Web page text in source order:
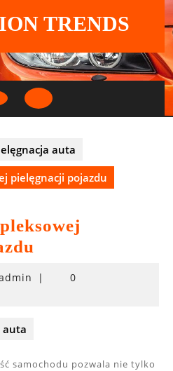
TRENDS
auta
pielęgnacji pojazdu
|
0
auta
samochodu pozwala nie tylko